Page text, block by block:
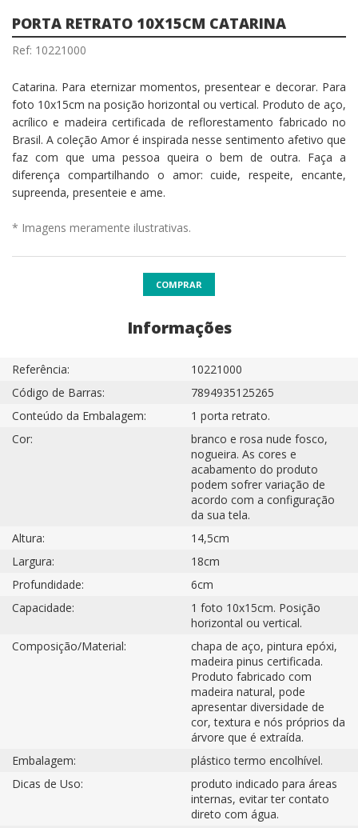
PORTA RETRATO 10X15CM CATARINA
Ref: 10221000
Catarina. Para eternizar momentos, presentear e decorar. Para
foto 10x15cm na posição horizontal ou vertical. Produto de aço,
acrílico e madeira certificada de reflorestamento fabricado no
Brasil. A coleção Amor é inspirada nesse sentimento afetivo que
faz com que uma pessoa queira o bem de outra. Faça a
diferença compartilhando o amor: cuide, respeite, encante,
supreenda, presenteie e ame.
* Imagens meramente ilustrativas.
COMPRAR
Informações
Referência:
10221000
Código de Barras:
7894935125265
Conteúdo da Embalagem:
1 porta retrato.
Cor:
branco e rosa nude fosco,
nogueira. As cores e
acabamento do produto
podem sofrer variação de
acordo com a configuração
da sua tela.
Altura:
14,5cm
Largura:
18cm
Profundidade:
6cm
Capacidade:
1 foto 10x15cm. Posição
horizontal ou vertical.
Composição/Material:
chapa de aço, pintura epóxi,
madeira pinus certificada.
Produto fabricado com
madeira natural, pode
apresentar diversidade de
cor, textura e nós próprios da
árvore que é extraída.
Embalagem:
plástico termo encolhível.
Dicas de Uso:
produto indicado para áreas
internas, evitar ter contato
direto com água.